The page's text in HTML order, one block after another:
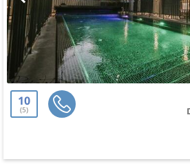
10
5